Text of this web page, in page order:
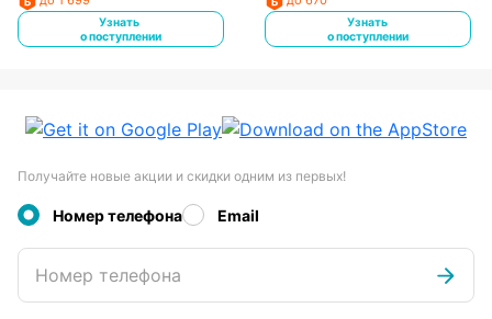
Узнать
о поступлении
Узнать
о поступлении
Получайте новые акции и скидки одним из первых!
Номер телефона Email
Номер телефона